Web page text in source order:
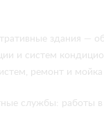
здания —
и систем
ремонт и мойка
службы: работы в